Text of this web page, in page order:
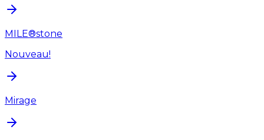
MILE®stone
Nouveau!
Mirage